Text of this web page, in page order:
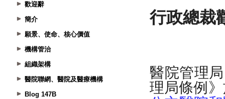
歡迎辭
簡介
願景、使命、核心價值
機構管治
組織架構
醫院聯網、醫院及醫療機構
Blog 147B